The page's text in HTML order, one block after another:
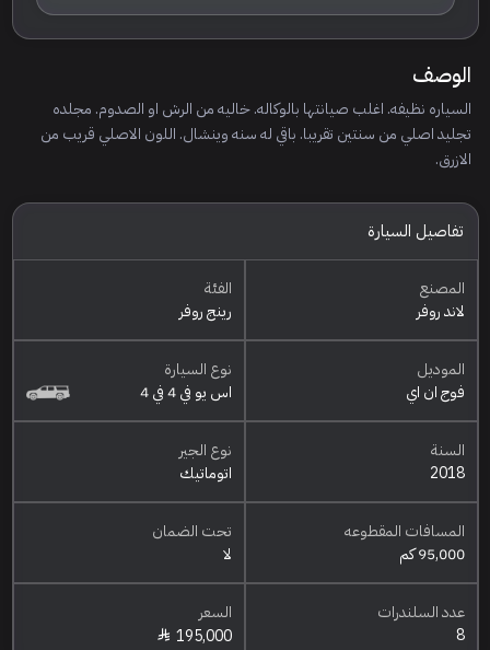
الوصف
السياره نظيفه. اغلب صيانتها بالوكاله. خاليه من الرش او الصدوم. مجلده
تجليد اصلي من سنتين تقريبا. باقي له سنه وينشال. اللون الاصلي قريب من
الازرق.
تفاصيل السيارة
المصنع
لاند روفر
الفئة
رينج روفر
الموديل
فوج ان اي
نوع السيارة
اس يو في 4 في 4
السنة
2018
نوع الجير
اتوماتيك
المسافات المقطوعه
95,000 كم
تحت الضمان
لا
عدد السلندرات
8
السعر
195,000